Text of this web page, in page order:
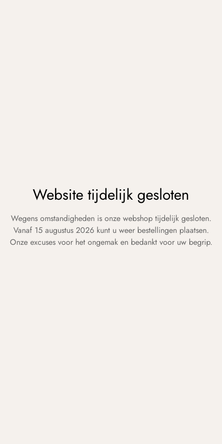
Website tijdelijk gesloten
Wegens omstandigheden is onze webshop tijdelijk gesloten.
Vanaf 15 augustus 2026 kunt u weer bestellingen plaatsen.
Onze excuses voor het ongemak en bedankt voor uw begrip.